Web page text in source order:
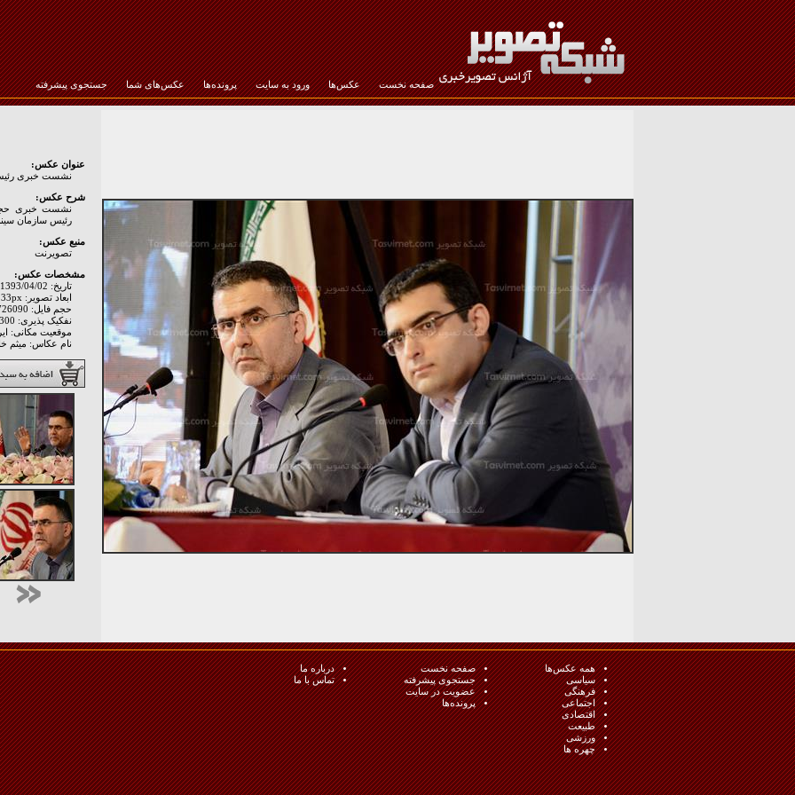
صفحه نخست عکس‌ها ورود به سایت پرونده‌ها عکس‌های شما جستجوی پیشرفته
عنوان عکس:
نشست خبری
شرح عکس:
نشست خبری حجت
رئیس سازمان
منبع عکس:
تصويرنت
مشخصات عکس:
تاریخ: 1393/04/02
ابعاد تصویر: 3200px * 2133px
حجم فایل: 726090 Byte
نفکیک پذیری: Hor: 300 - Ver: 300
موقعیت مکانی:
نام عکاس: میثم
همه عکس‌ها
سیاسی
فرهنگی
اجتماعی
اقتصادی
طبيعت
ورزشی
چهره ها
صفحه نخست
جستجوی پیشرفته
عضویت در سایت
پرونده‌ها
درباره ما
تماس با ما